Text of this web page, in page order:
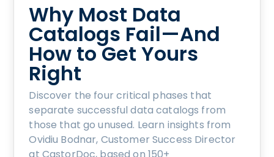
Why Most Data
Catalogs Fail—And
How to Get Yours
Right
Discover the four critical phases that
separate successful data catalogs from
those that go unused. Learn insights from
Ovidiu Bodnar, Customer Success Director